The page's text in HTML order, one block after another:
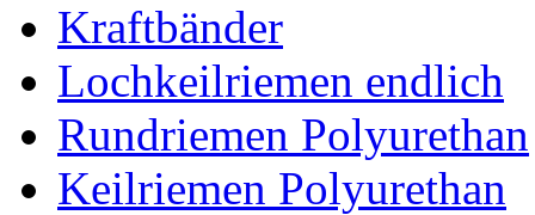
Kraftbänder
Lochkeilriemen endlich
Rundriemen Polyurethan
Keilriemen Polyurethan